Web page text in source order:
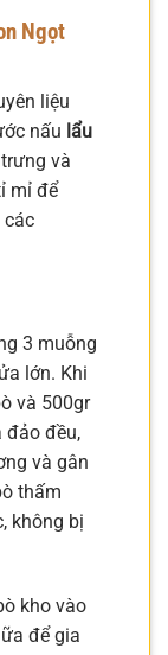
Ngọt
liệu
nấu lẩu
và
mỉ để
các
3 muỗng
lớn. Khi
và 500gr
đảo đều,
và gân
thấm
không bị
kho vào
để gia